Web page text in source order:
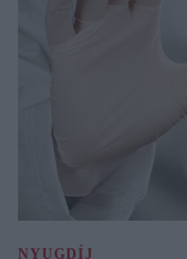
NYUGDÍJ